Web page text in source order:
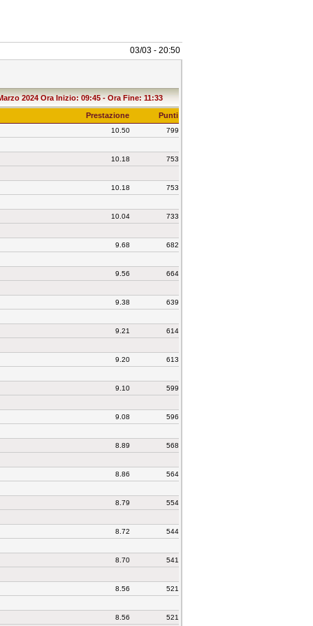
03/03 - 20:50
2024 Ora Inizio: 09:45 - Ora Fine: 11:33
Prestazione Punti
10.50 799
10.18 753
10.18 753
10.04 733
9.68 682
9.56 664
9.38 639
9.21 614
9.20 613
9.10 599
9.08 596
8.89 568
8.86 564
8.79 554
8.72 544
8.70 541
8.56 521
8.56 521